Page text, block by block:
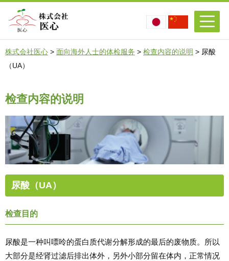
株式会社医心 > 面向海外人士的体检服务 > 检查内容的说明 > 尿酸
（UA）
检查内容的说明
尿酸（UA）
检查目的
尿酸是一种叫嘌呤的蛋白质代谢分解形成的最后的废物质。所以
大部分是经肾过滤后排出体外，另外小部分留在体内，正常情况